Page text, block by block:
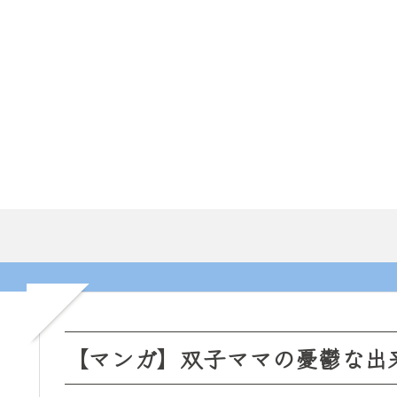
【マンガ】双子ママの憂鬱な